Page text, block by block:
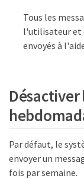
Tous les
l'utilisateur et
envoyés à
Désactiver
Par défaut, le
envoyer un
fois par semaine.